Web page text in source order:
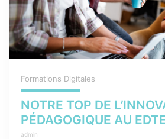
Formations Digitales
NOTRE TOP DE
PÉDAGOGIQUE AU
admin